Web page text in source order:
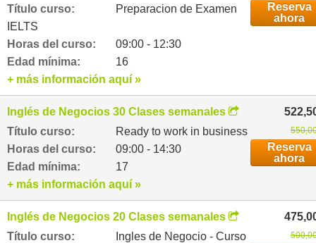
Título curso:
Preparacion de Examen
IELTS
Horas del curso:
09:00 - 12:30
Edad mínima:
16
Reserva
ahora
+ más información aquí »
Inglés de Negocios 30 Clases semanales
Título curso:
Ready to work in business
Horas del curso:
09:00 - 14:30
Edad mínima:
17
Reserva
ahora
+ más información aquí »
Inglés de Negocios 20 Clases semanales
Título curso:
Ingles de Negocio - Curso